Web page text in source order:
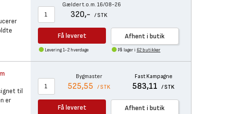
Gælder t.o.m. 16/08-26
320,- / STK
Få leveret Afhent i butik
Levering 1-2 hverdage På lager i 62 butikker
til
er
Bygmaster
525,55 / STK
Fast Kampagne
583,11 / STK
Få leveret Afhent i butik